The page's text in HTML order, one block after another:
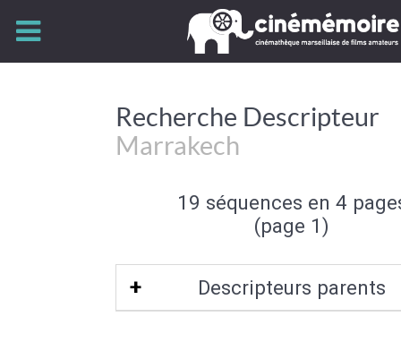
Recherche Descripteur
Marrakech
19 séquences en 4
(page 1)
Descripteurs parents